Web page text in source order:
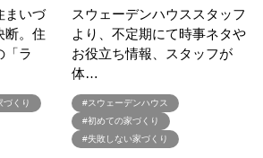
ットと暮らす家 #ペットに優しい家
#ペットも喜ぶ家
#ペット可
#ポウハウス #ポラス
#ポラスグループ #マイホーム
まいづ
断。住
「ラ
づくり
スウェーデンハウススタッフ
より、不定期にて時事ネタや
お役立ち情報、スタッフが
体…
#スウェーデンハウス
#初めての家づくり
#失敗しない家づくり